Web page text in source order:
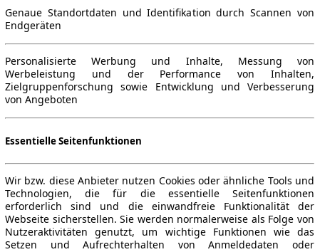
Genaue Standortdaten und Identifikation durch Scannen von
Endgeräten
Personalisierte Werbung und Inhalte, Messung von
Werbeleistung und der Performance von Inhalten,
Zielgruppenforschung sowie Entwicklung und Verbesserung
von Angeboten
Essentielle Seitenfunktionen
Wir bzw. diese Anbieter nutzen Cookies oder ähnliche Tools und
Technologien, die für die essentielle Seitenfunktionen
erforderlich sind und die einwandfreie Funktionalität der
Webseite sicherstellen. Sie werden normalerweise als Folge von
Nutzeraktivitäten genutzt, um wichtige Funktionen wie das
Setzen und Aufrechterhalten von Anmeldedaten oder